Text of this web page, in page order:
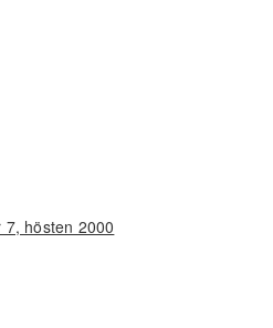
hösten 2000